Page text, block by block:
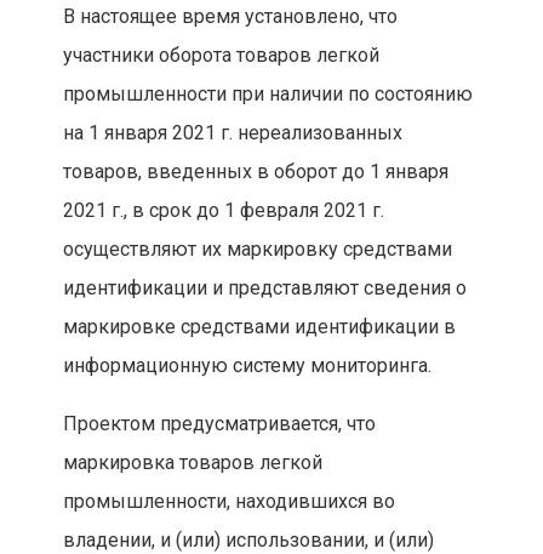
В настоящее время установлено, что
участники оборота товаров легкой
промышленности при наличии по состоянию
на 1 января 2021 г. нереализованных
товаров, введенных в оборот до 1 января
2021 г., в срок до 1 февраля 2021 г.
осуществляют их маркировку средствами
идентификации и представляют сведения о
маркировке средствами идентификации в
информационную систему мониторинга.
Проектом предусматривается, что
маркировка товаров легкой
промышленности, находившихся во
владении, и (или) использовании, и (или)